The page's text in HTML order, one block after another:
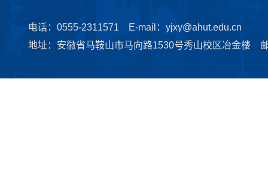
电话：0555-2311571 E-mail：yjxy@ahut.edu.cn
地址：安徽省马鞍山市马向路1530号秀山校区冶金楼